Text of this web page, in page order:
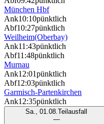
München Hbf
Ank10:10pünktlich
Abf10:27pünktlich
Weilheim(Oberbay)
Ank11:43pünktlich
Abf11:48pünktlich
Murnau
Ank12:01pünktlich
Abf12:03pünktlich
Garmisch-Partenkirchen
Ank12:35pünktlich
Sa., 01.08.Teilausfall
—